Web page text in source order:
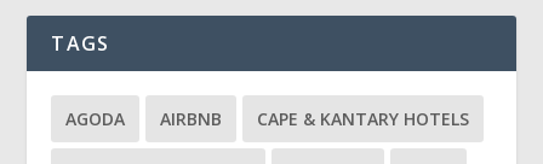
TAGS
AGODA AIRBNB CAPE & KANTARY HOTELS